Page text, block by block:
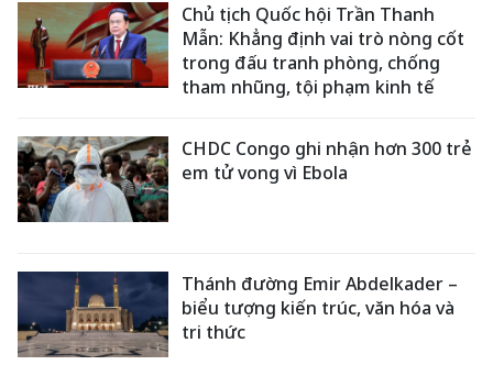
Chủ tịch Quốc hội Trần Thanh
Mẫn: Khẳng định vai trò nòng cốt
trong đấu tranh phòng, chống
tham nhũng, tội phạm kinh tế
CHDC Congo ghi nhận hơn 300 trẻ
em tử vong vì Ebola
Thánh đường Emir Abdelkader –
biểu tượng kiến trúc, văn hóa và
tri thức